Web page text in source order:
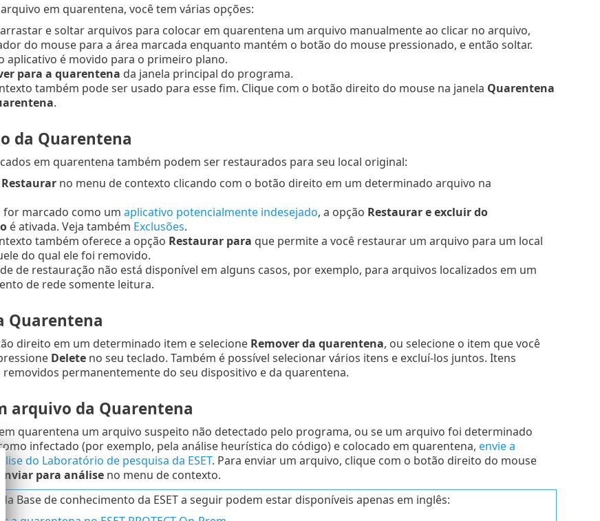
em quarentena, você tem várias opções:
e soltar arquivos para colocar em quarentena um arquivo manualmente ao clicar no arquivo,
do mouse para a área marcada enquanto mantém o botão do mouse pressionado, e então soltar.
aplicativo é movido para o primeiro plano.
para a quarentena da janela principal do programa.
também pode ser usado para esse fim. Clique com o botão direito do mouse na janela Quarentena
.
da Quarentena
em quarentena também podem ser restaurados para seu local original:
Restaurarno menu de contexto clicando com o botão direito em um determinado arquivo na
for marcado como um aplicativo potencialmente indesejado, a opção Restaurar e excluir do
é ativada. Veja também Exclusões.
também oferece a opção Restaurar para que permite a você restaurar um arquivo para um local
do qual ele foi removido.
de restauração não está disponível em alguns casos, por exemplo, para arquivos localizados em um
de rede somente leitura.
Quarentena
direito em um determinado item e selecione Remover da quarentena, ou selecione o item que você
Deleteno seu teclado. Também é possível selecionar vários itens e excluí-los juntos. Itens
permanentemente do seu dispositivo e da quarentena.
arquivo da Quarentena
quarentena um arquivo suspeito não detectado pelo programa, ou se um arquivo foi determinado
infectado (por exemplo, pela análise heurística do código) e colocado em quarentena, envie a
do Laboratório de pesquisa da ESET. Para enviar um arquivo, clique com o botão direito do mouse
Enviar para análiseno menu de contexto.
da Base de conhecimento da ESET a seguir podem estar disponíveis apenas em inglês: